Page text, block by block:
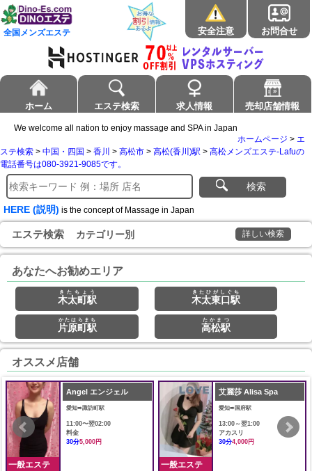
全国メンズエステ 安全注意 お問合せ
ホーム エステ検索 求人情報 売却店舗情報
We welcome all nation to enjoy massage and SPA in Japan
ホームページ > エ
ステ検索 > 中国・四国 > 香川 > 高松市 > 高松(香川)駅 > 高松メンズエステ-Lafuの
電話番号は080-3921-9085です。
検索
HERE (説明) is the concept of Massage in Japan
エステ検索 カテゴリー別 詳しい検索
あなたへお勧めエリア
木太町駅
きたちょう
木太東口駅
きたひがしぐち
片原町駅
かたはらまち
高松駅
たかまつ
オススメ店舗
一般エステ
Angel エンジェル
愛知➠諏訪町駅
11:00〜翌02:00
料金
30分5,000円
一般エステ
艾麗莎 Alisa Spa
愛知➠国府駅
13:00～翌1:00
アカスリ
30分4,000円